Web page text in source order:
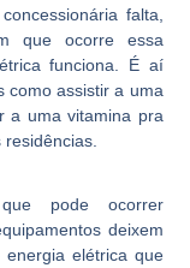
falta,
que ocorre essa
funciona. É aí
como assistir a uma
a uma vitamina pra
pode ocorrer
deixem
elétrica que